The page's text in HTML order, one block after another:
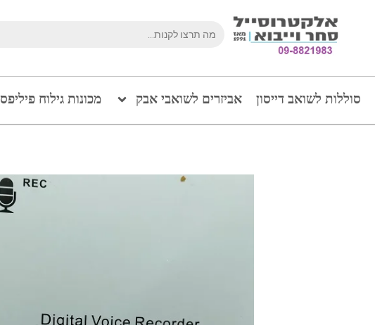
סוללות לשואב דייסון אביזרים לשואבי אבק מכונות גילוח פיליפס